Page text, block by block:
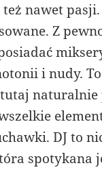
nawet
Z
i nudy.
naturalnie
DJ to